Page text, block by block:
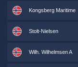
Kongsberg Maritime
Stolt-Nielsen
Wilh. Wilhelmsen A